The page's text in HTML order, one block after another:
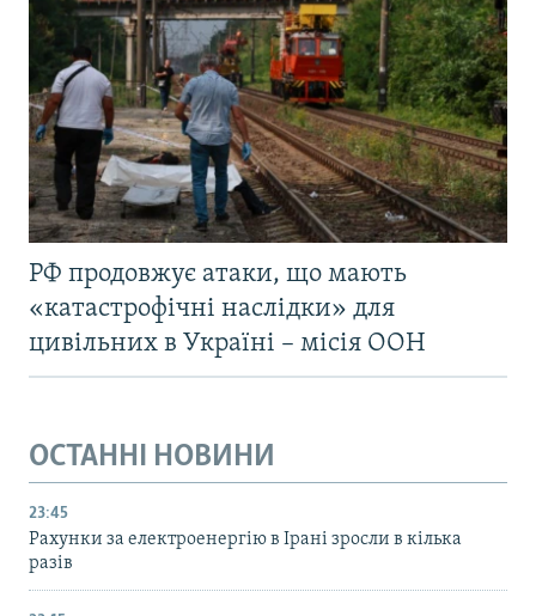
РФ продовжує атаки, що мають
«катастрофічні наслідки» для
цивільних в Україні – місія ООН
ОСТАННІ НОВИНИ
23:45
Рахунки за електроенергію в Ірані зросли в кілька
разів